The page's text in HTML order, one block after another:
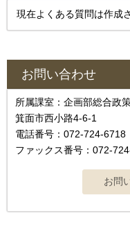
現在よくある質問は作成
お問い合わせ
所属課室：企画部総合政
箕面市西小路4‐6‐1
電話番号：072-724-6718
ファックス番号：072-